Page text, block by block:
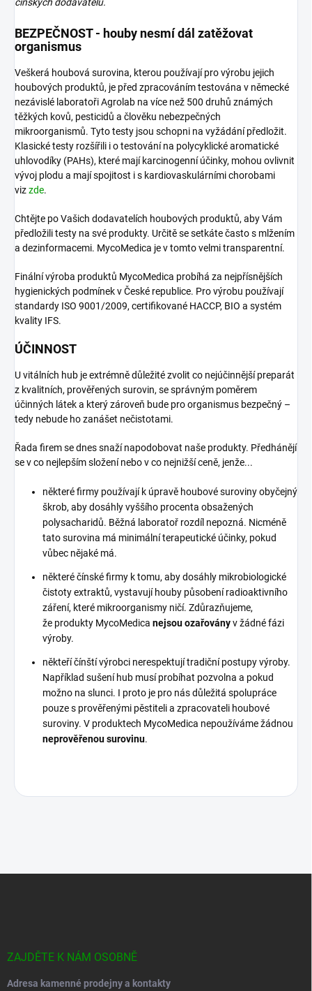
BEZPEČNOST - houby nesmí dál zatěžovat
organismus
Veškerá houbová surovina, kterou používají pro výrobu jejich
houbových produktů, je před zpracováním testována v německé
nezávislé laboratoři Agrolab na více než 500 druhů známých
těžkých kovů, pesticidů a člověku nebezpečných
mikroorganismů. Tyto testy jsou schopni na vyžádání předložit.
Klasické testy rozšířili i o testování na polycyklické aromatické
uhlovodíky (PAHs), které mají karcinogenní účinky, mohou ovlivnit
vývoj plodu a mají spojitost i s kardiovaskulárními chorobami
vizzde.
Chtějte po Vašich dodavatelích houbových produktů, aby Vám
předložili testy na své produkty. Určitě se setkáte často s mlžením
a dezinformacemi. MycoMedica je v tomto velmi transparentní.
Finální výroba produktů MycoMedica probíhá za nejpřísnějších
hygienických podmínek v České republice. Pro výrobu používají
standardy ISO 9001/2009, certifikované HACCP, BIO a systém
kvality IFS.
ÚČINNOST
U vitálních hub je extrémně důležité zvolit co nejúčinnější preparát
z kvalitních, prověřených surovin, se správným poměrem
účinných látek a který zároveň bude pro organismus bezpečný –
tedy nebude ho zanášet nečistotami.
Řada firem se dnes snaží napodobovat naše produkty. Předhánějí
se v co nejlepším složení nebo v co nejnižší ceně, jenže...
některé firmy používají k úpravě houbové suroviny obyčejný
škrob, aby dosáhly vyššího procenta obsažených
polysacharidů. Běžná laboratoř rozdíl nepozná. Nicméně
tato surovina má minimální terapeutické účinky, pokud
vůbec nějaké má.
některé čínské firmy k tomu, aby dosáhly mikrobiologické
čistoty extraktů, vystavují houby působení radioaktivního
záření, které mikroorganismy ničí. Zdůrazňujeme,
že produkty MycoMedica nejsou ozařoványv žádné fázi
výroby.
někteří čínští výrobci nerespektují tradiční postupy výroby.
Například sušení hub musí probíhat pozvolna a pokud
možno na slunci. I proto je pro nás důležitá spolupráce
pouze s prověřenými pěstiteli a zpracovateli houbové
suroviny. V produktech MycoMedica nepoužíváme žádnou
neprověřenou surovinu.
ZAJDĚTE K NÁM OSOBNĚ
Adresa kamenné prodejny a kontakty